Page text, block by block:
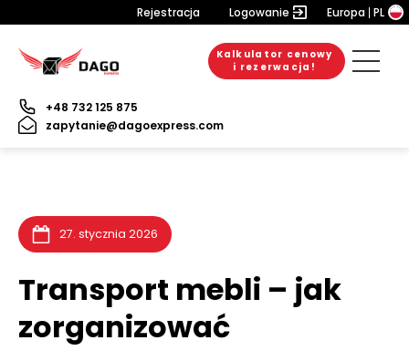
Rejestracja Logowanie Europa PL
Kalkulator cenowy
i rezerwacja!
+48 732 125 875
zapytanie@dagoexpress.com
27. stycznia 2026
Transport mebli – jak
zorganizować
20. lipca 2026
10. lipca 2026
9. lipca 2026